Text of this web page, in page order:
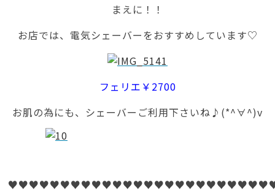
まえに！！
お店では、電気シェーバーをおすすめしています♡
フェリエ￥2700
お肌の為にも、シェーバーご利用下さいね♪(*^∀^)v